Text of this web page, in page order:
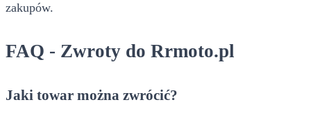
zakupów.
FAQ - Zwroty do Rrmoto.pl
Jaki towar można zwrócić?